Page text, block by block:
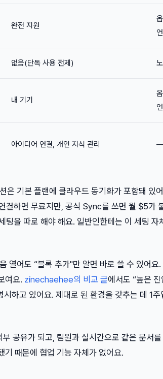
완전 지원
언
없음(단독 사용 전제)
내 기기
언
아이디어 연결, 개인 지식 관리
은 기본 플랜에 클라우드 동기화가 포함돼 있
결하면 무료지만, 공식 Sync를 쓰면 월 $5가
을 따로 해야 해요. 일반인한테는 이 세팅 자
열어도 “블록 추가"만 알면 바로 쓸 수 있어요.
여요. zinechaehee의 비교 글에서도 “높은 진
하고 있어요. 제대로 된 환경을 갖추는 데 1주
공유가 되고, 팀원과 실시간으로 같은 문서
기 때문에 협업 기능 자체가 없어요.